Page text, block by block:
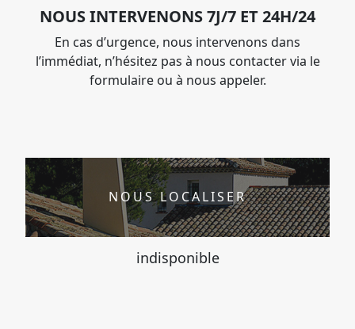
NOUS INTERVENONS 7J/7 ET 24H/24
En cas d’urgence, nous intervenons dans
l’immédiat, n’hésitez pas à nous contacter via le
formulaire ou à nous appeler.
NOUS LOCALISER
indisponible